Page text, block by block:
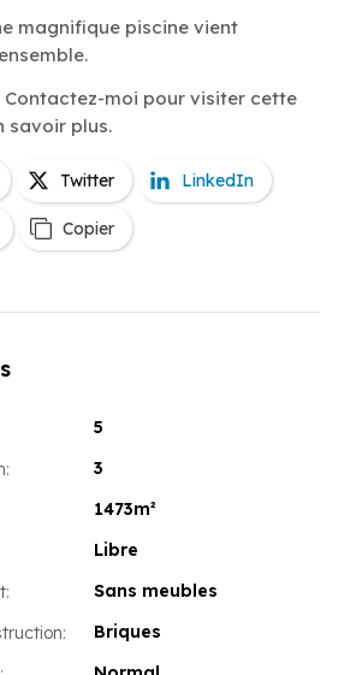
magnifique piscine vient
Contactez-moi pour visiter cette
savoir plus.
Twitter LinkedIn
Copier
5
3
1473m²
Libre
Sans meubles
Briques